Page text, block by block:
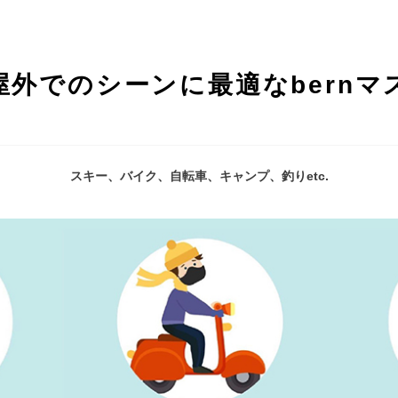
外でのシーンに最適なbernマ
スキー、バイク、自転車、キャンプ、釣りetc.